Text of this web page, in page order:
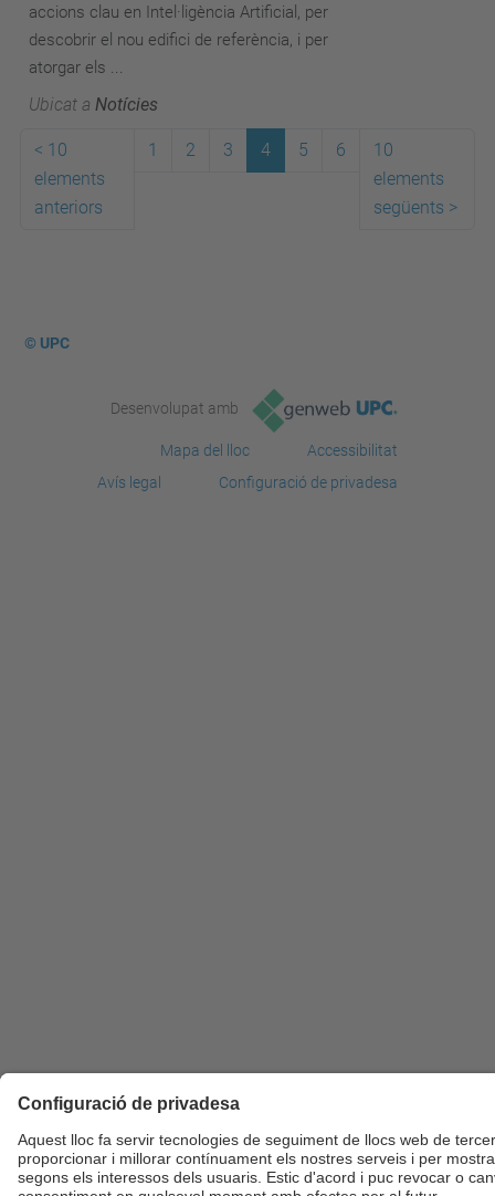
accions clau en Intel·ligència Artificial, per
descobrir el nou edifici de referència, i per
atorgar els ...
Ubicat a Notícies
< 10
elements
anteriors
1 2 3 4 5 6
10
elements
següents >
© UPC
Desenvolupat amb
Mapa del lloc
Accessibilitat
Avís legal
Configuració de privadesa